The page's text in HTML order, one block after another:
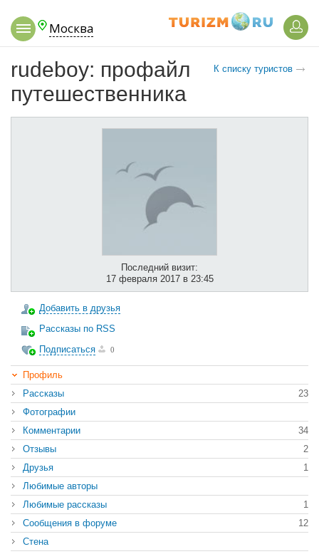
Москва
К списку туристов
rudeboy: профайл
путешественника
Последний визит:
17 февраля 2017 в 23:45
Добавить в друзья
Рассказы по RSS
Подписаться
0
Профиль
Рассказы
23
Фотографии
Комментарии
34
Отзывы
2
Друзья
1
Любимые авторы
Любимые рассказы
1
Сообщения в форуме
12
Стена